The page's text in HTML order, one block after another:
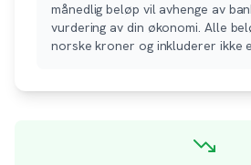
månedlig beløp vil avhenge av
vurdering av din økonomi. Alle
norske kroner og inkluderer ikke